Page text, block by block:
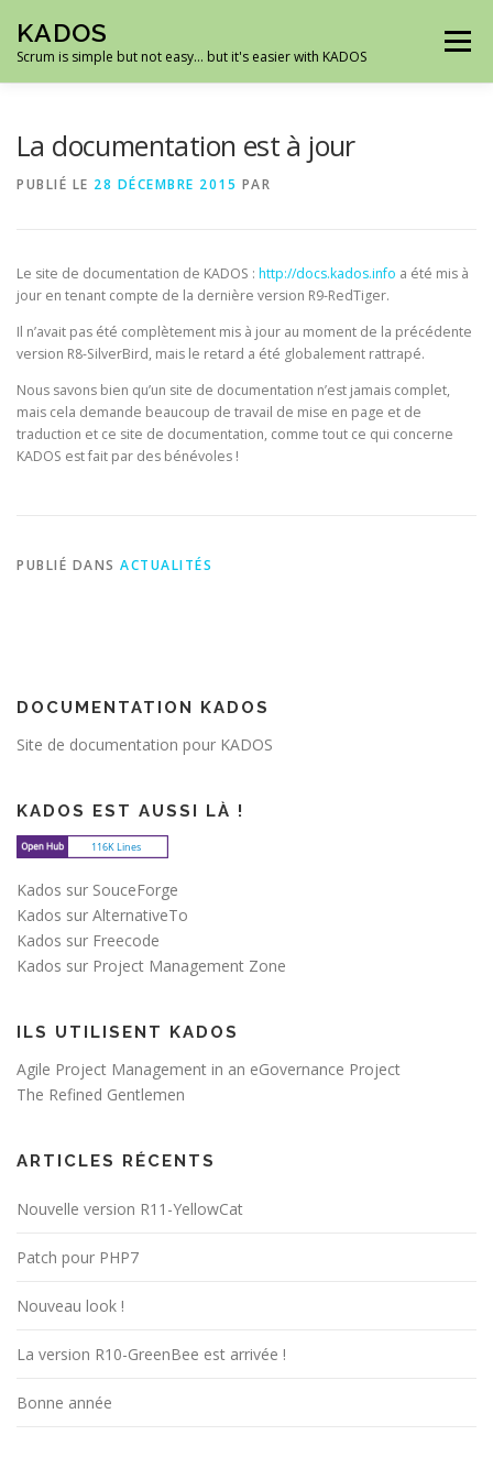
contenu
KADOS
Scrum is simple but not easy… but it's easier with KADOS
Menu
La documentation est à jour
PUBLIÉ LE 28 DÉCEMBRE 2015 PAR
Le site de documentation de KADOS : http://docs.kados.info a été mis à
jour en tenant compte de la dernière version R9-RedTiger.
Il n’avait pas été complètement mis à jour au moment de la précédente
version R8-SilverBird, mais le retard a été globalement rattrapé.
Nous savons bien qu’un site de documentation n’est jamais complet,
mais cela demande beaucoup de travail de mise en page et de
traduction et ce site de documentation, comme tout ce qui concerne
KADOS est fait par des bénévoles !
PUBLIÉ DANS ACTUALITÉS
DOCUMENTATION KADOS
Site de documentation pour KADOS
KADOS EST AUSSI LÀ !
Kados sur SouceForge
Kados sur AlternativeTo
Kados sur Freecode
Kados sur Project Management Zone
ILS UTILISENT KADOS
Agile Project Management in an eGovernance Project
The Refined Gentlemen
ARTICLES RÉCENTS
Nouvelle version R11-YellowCat
Patch pour PHP7
Nouveau look !
La version R10-GreenBee est arrivée !
Bonne année